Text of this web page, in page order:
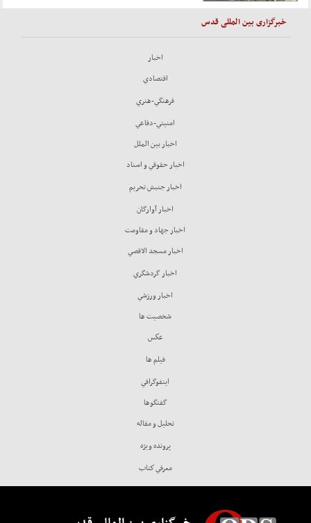
خبرگزاری بین المللی قدس
اخبار
اقتصادي
فرهنگي-هنري
امنيتي-دفاعي
اخبار بين الملل
اخبار حقوقي و اسناد
اخبار جنبش تحريم
اخبار آوارگان
اخبار جهاد و مقاومت
اخبار مسجد الاقصي
اخبار گردشگري
اخبار ورزشي
شخصيت ها
عكس
فيلم ها
اينفوگرافي
گفتگوها
تحليل و مقاله
پرونده ويژه
معرفي كتاب